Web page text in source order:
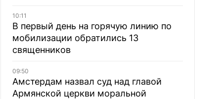
10:11
В первый день на горячую линию по
мобилизации обратились 13
священников
09:50
Амстердам назвал суд над главой
Армянской церкви моральной